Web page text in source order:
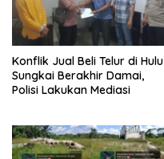
Konflik Jual Beli Telur di Hulu
Sungkai Berakhir Damai,
Polisi Lakukan Mediasi